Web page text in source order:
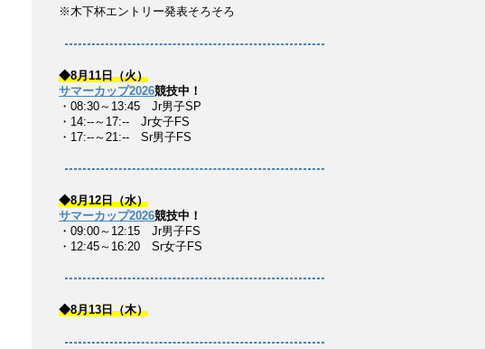
※木下杯エントリー発表そろそろ
◆8月11日（火）
サマーカップ2026競技中！
・08:30～13:45 Jr男子SP
・14:--～17:-- Jr女子FS
・17:--～21:-- Sr男子FS
◆8月12日（水）
サマーカップ2026競技中！
・09:00～12:15 Jr男子FS
・12:45～16:20 Sr女子FS
◆8月13日（木）